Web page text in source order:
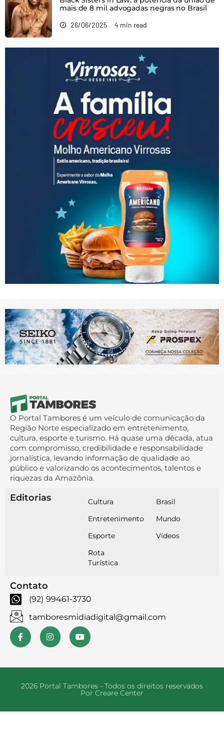
mais de 8 mil advogadas negras no Brasil
26/06/2025 4 min read
O Portal Tambores é um veículo de comunicação da
Região Norte especializado em entretenimento,
cultura, esporte e turismo. Há quase uma década, atua
com compromisso, credibilidade e responsabilidade
jornalística, levando informação de qualidade ao
público e valorizando os acontecimentos, talentos e
riquezas da Amazônia.
Editorias
Cultura
Entretenimento
Esporte
Rota
Turística
Brasil
Mundo
Vídeos
Contato
(92) 99461-3730
tamboresmidiadigital@gmail.com
2026 Portal Tambores - Todos os direitos reservados
Por Creare Center